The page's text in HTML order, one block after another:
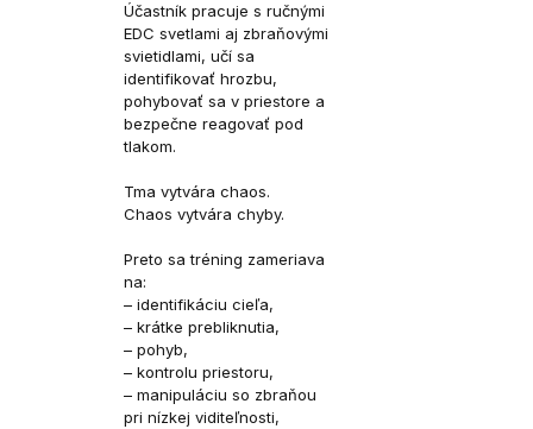
Účastník pracuje s ručnými
EDC svetlami aj zbraňovými
svietidlami, učí sa
identifikovať hrozbu,
pohybovať sa v priestore a
bezpečne reagovať pod
tlakom.
Tma vytvára chaos.
Chaos vytvára chyby.
Preto sa tréning zameriava
na:
– identifikáciu cieľa,
– krátke prebliknutia,
– pohyb,
– kontrolu priestoru,
– manipuláciu so zbraňou
pri nízkej viditeľnosti,